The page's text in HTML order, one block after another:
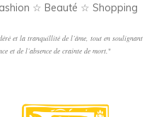
☆ Beauté ☆ Shopping
et la tranquillité de l’âme, tout en soulignant
et de l’absence de crainte de mort."